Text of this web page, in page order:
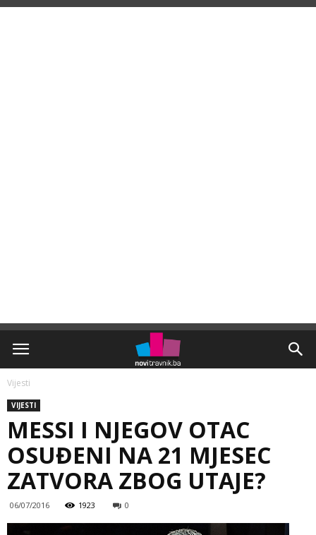
Vijesti
VIJESTI
MESSI I NJEGOV OTAC
OSUĐENI NA 21 MJESEC
ZATVORA ZBOG UTAJE?
06/07/2016 1923 0